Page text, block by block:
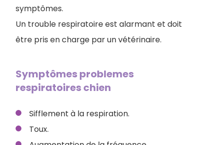
symptômes.
Un trouble respiratoire est alarmant et doit
être pris en charge par un vétérinaire.
Symptômes problemes
respiratoires chien
Sifflement à la respiration.
Toux.